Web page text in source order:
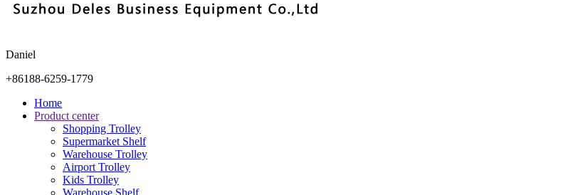
Daniel
+86188-6259-1779
Home
Product center
Shopping Trolley
Supermarket Shelf
Warehouse Trolley
Airport Trolley
Kids Trolley
Warehouse Shelf